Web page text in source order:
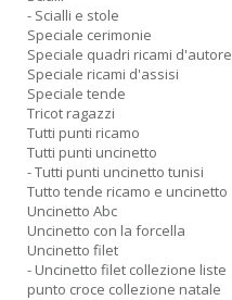
- Scialli e stole
Speciale cerimonie
Speciale quadri ricami d'autore
Speciale ricami d'assisi
Speciale tende
Tricot ragazzi
Tutti punti ricamo
Tutti punti uncinetto
- Tutti punti uncinetto tunisi
Tutto tende ricamo e uncinetto
Uncinetto Abc
Uncinetto con la forcella
Uncinetto filet
- Uncinetto filet collezione liste
punto croce collezione natale